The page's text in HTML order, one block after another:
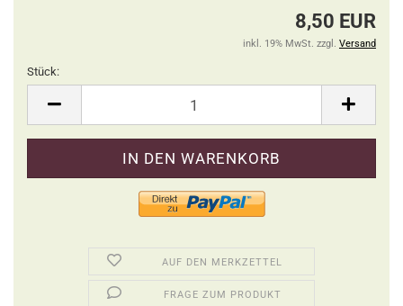
8,50 EUR
inkl. 19% MwSt. zzgl. Versand
Stück:
AUF DEN MERKZETTEL
FRAGE ZUM PRODUKT